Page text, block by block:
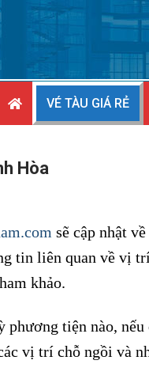
VÉ TÀU GIÁ RẺ
Hòa
sẽ cập nhật về
tin liên quan về vị
khảo.
phương tiện nào,
vị trí chỗ ngồi và